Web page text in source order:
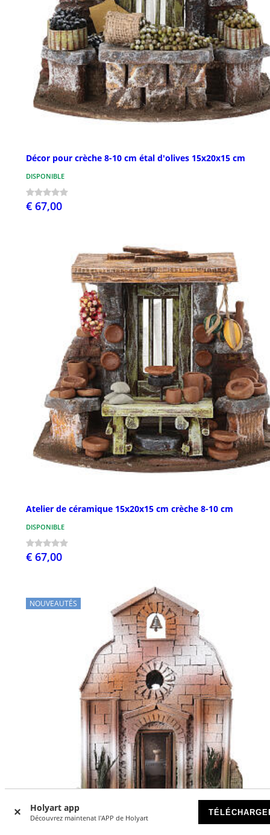
Holyart app
Découvrez maintenat l'APP de Holyart
Décor pour crèche 8-10 cm étal d'olives 15x20x15 cm
DISPONIBLE
€ 67,00
Atelier de céramique 15x20x15 cm crèche 8-10 cm
DISPONIBLE
€ 67,00
NOUVEAUTÉS